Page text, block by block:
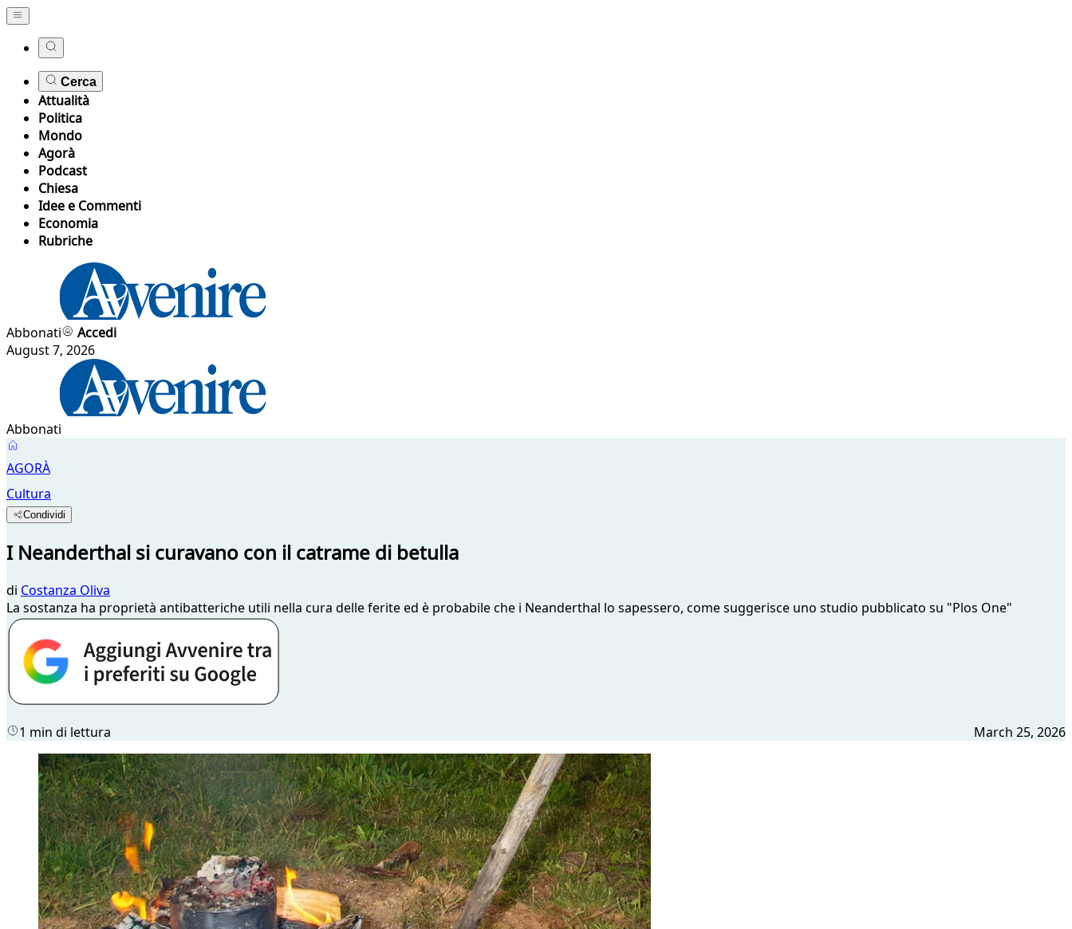
Cerca
Attualità
Politica
Mondo
Agorà
Podcast
Chiesa
Idee e Commenti
Economia
Rubriche
Abbonati
Accedi
August 7, 2026
Abbonati
AGORÀ
Cultura
Condividi
I Neanderthal si curavano con il catrame di betulla
di Costanza Oliva
La sostanza ha proprietà antibatteriche utili nella cura delle ferite ed è probabile che i Neanderthal lo sapessero, come suggerisce uno studio pubblicato su "Plos One"
1 min di lettura March 25, 2026